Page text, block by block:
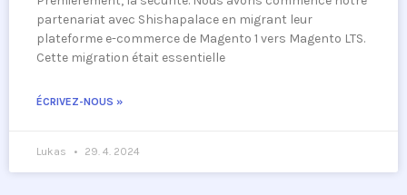
partenariat avec Shishapalace en migrant leur
plateforme e-commerce de Magento 1 vers Magento LTS.
Cette migration était essentielle
ÉCRIVEZ-NOUS »
Lukas 29. 4. 2024